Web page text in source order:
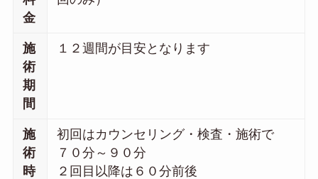
金
施
術
期
間
１２週間が目安となります
施
術
時
初回はカウンセリング・検査・施術で
７０分～９０分
２回目以降は６０分前後